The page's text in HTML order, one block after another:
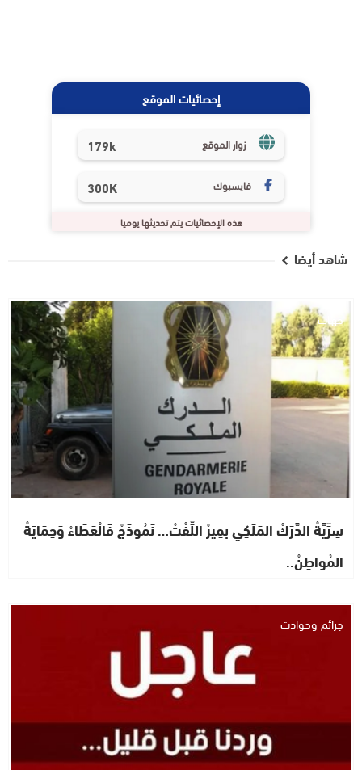
إحصائيات الموقع
زوار الموقع 179k
فايسبوك 300K
هذه الإحصائيات يتم تحديثها يوميا
شاهد أيضا
جهات
سِرِّيَّةْ الدَّرَكْ المَلَكِي بِمِيرْ اللِّفْتْ… نَمُوذَجْ فَالْعَطَاءْ وَحِمَايَةْ
المُوَاطِنْ..
جرائم وحوادث